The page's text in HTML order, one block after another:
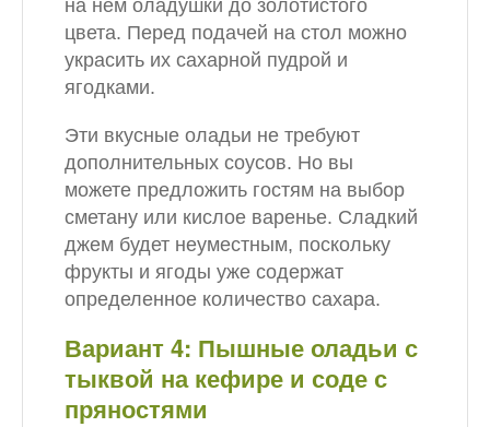
на нем оладушки до золотистого
цвета. Перед подачей на стол можно
украсить их сахарной пудрой и
ягодками.
Эти вкусные оладьи не требуют
дополнительных соусов. Но вы
можете предложить гостям на выбор
сметану или кислое варенье. Сладкий
джем будет неуместным, поскольку
фрукты и ягоды уже содержат
определенное количество сахара.
Вариант 4: Пышные оладьи с
тыквой на кефире и соде с
пряностями